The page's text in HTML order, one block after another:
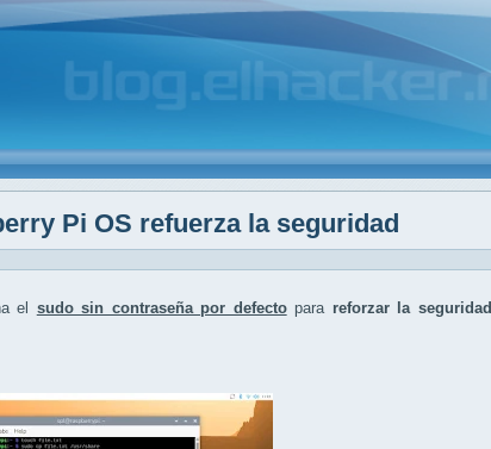
Pi OS refuerza la seguridad
el sudo sin contraseña por defectopara reforzar la seguridad